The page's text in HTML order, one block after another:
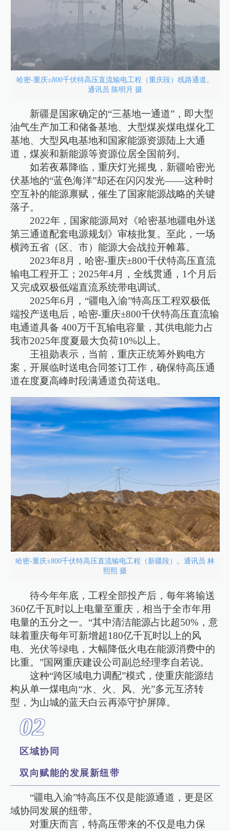
哈密-重庆±800千伏特高压直流输电工程（重庆段）线路通道。
通讯员 陈明月 摄
新疆是国家确定的“三基地一通道”，即大型
油气生产加工和储备基地、大型煤炭煤电煤化工
基地、大型风电基地和国家能源资源陆上大通
道，煤炭和新能源等资源位居全国前列。
如若夜幕降临，重庆灯光摇曳，新疆哈密光
伏基地的“蓝色海洋”却还在闪闪发光——这种时
空互补的能源禀赋，催生了国家能源战略的关键
落子。
2022年，国家能源局对《哈密基地疆电外送
第三通道配套电源规划》审核批复。至此，一场
横跨五省（区、市）能源大会战拉开帷幕。
2023年8月，哈密-重庆±800千伏特高压直流
输电工程开工；2025年4月，全线贯通，1个月后
又完成双极低端直流系统带电调试。
2025年6月，“疆电入渝”特高压工程双极低
端投产送电后，哈密-重庆±800千伏特高压直流输
电通道具备 400万千瓦输电容量，其供电能力占
我市2025年度夏最大负荷10%以上。
王祖勋表示，当前，重庆正统筹外购电方
案，开展临时送电合同签订工作，确保特高压通
道在度夏高峰时段满通道负荷送电。
哈密-重庆±800千伏特高压直流输电工程（新疆段）。通讯员 林
熙熙 摄
待今年年底，工程全部投产后，每年将输送
360亿千瓦时以上电量至重庆，相当于全市年用
电量的五分之一。“其中清洁能源占比超50%，意
味着重庆每年可新增超180亿千瓦时以上的风
电、光伏等绿电，大幅降低火电在能源消费中的
比重。”国网重庆建设公司副总经理李自若说。
这种“跨区域电力调配”模式，使重庆能源结
构从单一煤电向“水、火、风、光”多元互济转
型，为山城的蓝天白云再添守护屏障。
02
区域协同
双向赋能的发展新纽带
“疆电入渝”特高压不仅是能源通道，更是区
域协同发展的纽带。
对重庆而言，特高压带来的不仅是电力保